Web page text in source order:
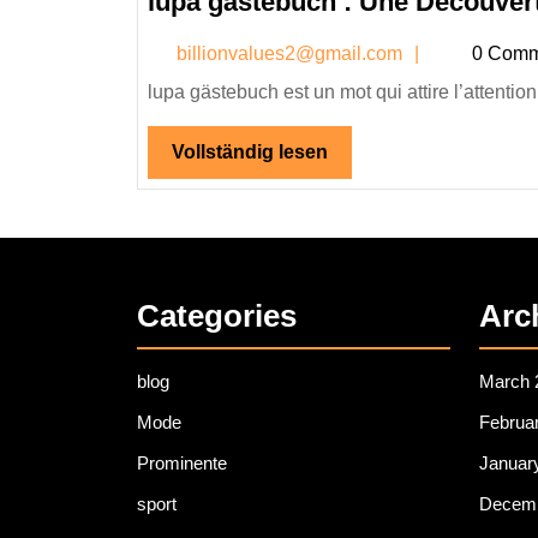
billionvalues2@gmail.com 0
lupa gästebuch est un mot qui attire
Vollständig lesen
lesen
Categories
blog
Mode
Prominente
sport
March